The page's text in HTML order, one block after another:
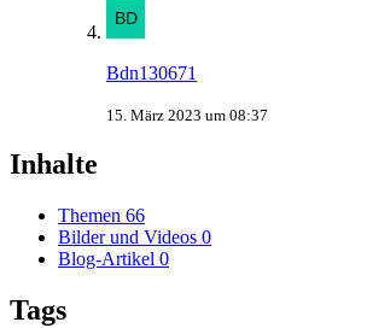
Bdn130671
15. März 2023 um 08:37
Inhalte
Themen 66
Bilder und Videos 0
Blog-Artikel 0
Tags